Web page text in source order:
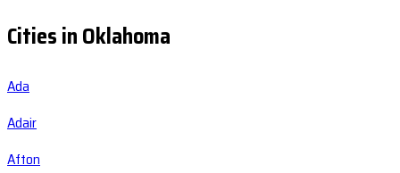
Cities in Oklahoma
Ada
Adair
Afton